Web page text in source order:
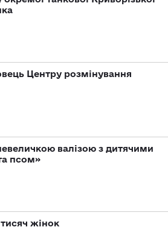
Центру розмiнування
валізою з дитячими
псом»
жінок